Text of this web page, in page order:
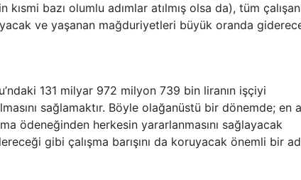
bazı olumlu adımlar atılmış olsa da), tüm
ve yaşanan mağduriyetleri büyük oranda
131 milyar 972 milyon 739 bin liranın işçiyi
sağlamaktır. Böyle olağanüstü bir dönemde; en
ödeneğinden herkesin yararlanmasını sağlayacak
gibi çalışma barışını da koruyacak önemli bir